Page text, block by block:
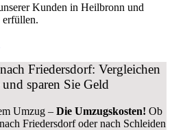
Kunden in Heilbronn und
erfüllen.
Friedersdorf: Vergleichen
sparen Sie Geld
Umzug – Die Umzugskosten! Ob
Friedersdorf oder nach Schleiden